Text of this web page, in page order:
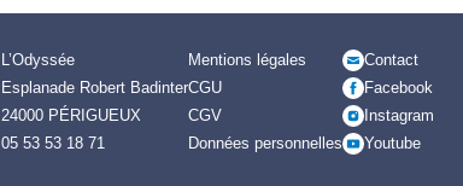
L’Odyssée
Esplanade Robert Badinter
24000 PÉRIGUEUX
05 53 53 18 71
Mentions légales
CGU
CGV
Données personnelles
Contact
Facebook
Instagram
Youtube